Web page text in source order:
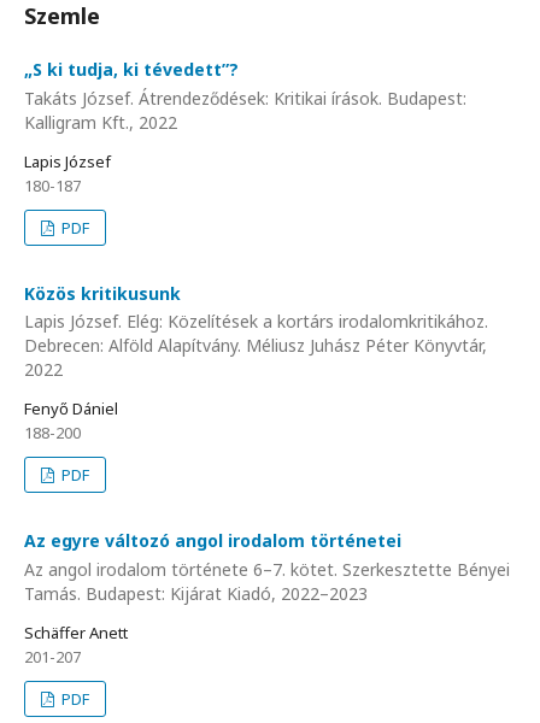
Szemle
„S ki tudja, ki tévedett”?
Takáts József. Átrendeződések: Kritikai írások. Budapest:
Kalligram Kft., 2022
Lapis József
180-187
PDF
Közös kritikusunk
Lapis József. Elég: Közelítések a kortárs irodalomkritikához.
Debrecen: Alföld Alapítvány. Méliusz Juhász Péter Könyvtár,
2022
Fenyő Dániel
188-200
PDF
Az egyre változó angol irodalom történetei
Az angol irodalom története 6–7. kötet. Szerkesztette Bényei
Tamás. Budapest: Kijárat Kiadó, 2022–2023
Schäffer Anett
201-207
PDF